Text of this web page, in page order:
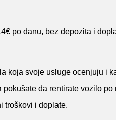
po danu, bez depozita i
koja svoje usluge ocenjuju i
da rentirate vozilo
troškovi i doplate.